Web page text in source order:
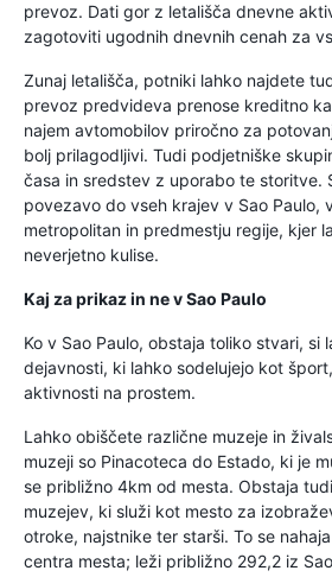
prevoz. Dati gor z letališča dnevne
zagotoviti ugodnih dnevnih cenah za
Zunaj letališča, potniki lahko najdete
prevoz predvideva prenose kreditno
najem avtomobilov priročno za
bolj prilagodljivi. Tudi podjetniške
časa in sredstev z uporabo te storitve.
povezavo do vseh krajev v Sao Paulo,
metropolitan in predmestju regije, kjer
neverjetno kulise.
Kaj za prikaz in ne v Sao Paulo
Ko v Sao Paulo, obstaja toliko stvari, si
dejavnosti, ki lahko sodelujejo kot
aktivnosti na prostem.
Lahko obiščete različne muzeje in
muzeji so Pinacoteca do Estado, ki je
se približno 4km od mesta. Obstaja
muzejev, ki služi kot mesto za
otroke, najstnike ter starši. To se
centra mesta; leži približno 292,2 iz